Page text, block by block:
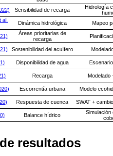
Sensibilidad de recarga
Hidrología
Dinámica hidrológica Mapeo
Áreas prioritarias de
recarga
Sostenibilidad del acuífero
Disponibilidad de agua
Recarga Modelado
Escorrentía urbana Modelo
Respuesta de cuenca SWAT +
Balance hídrico
Simulación
resultados